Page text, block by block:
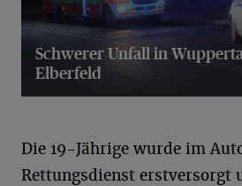
Schwerer Unfall in
Elberfeld
Die 19-Jährige wurde im
Rettungsdienst erstversorgt